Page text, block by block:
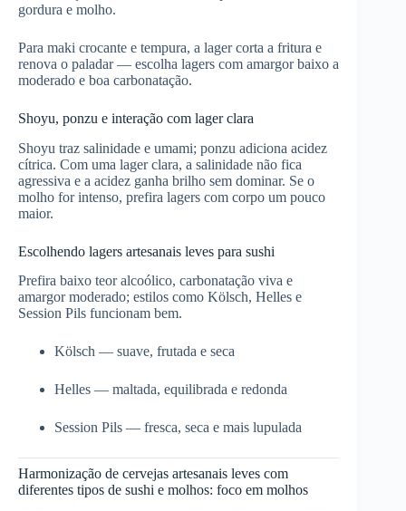
gordura e molho.
Para maki crocante e tempura, a lager corta a fritura e
renova o paladar — escolha lagers com amargor baixo a
moderado e boa carbonatação.
Shoyu, ponzu e interação com lager clara
Shoyu traz salinidade e umami; ponzu adiciona acidez
cítrica. Com uma lager clara, a salinidade não fica
agressiva e a acidez ganha brilho sem dominar. Se o
molho for intenso, prefira lagers com corpo um pouco
maior.
Escolhendo lagers artesanais leves para sushi
Prefira baixo teor alcoólico, carbonatação viva e
amargor moderado; estilos como Kölsch, Helles e
Session Pils funcionam bem.
Kölsch — suave, frutada e seca
Helles — maltada, equilibrada e redonda
Session Pils — fresca, seca e mais lupulada
Harmonização de cervejas artesanais leves com
diferentes tipos de sushi e molhos: foco em molhos